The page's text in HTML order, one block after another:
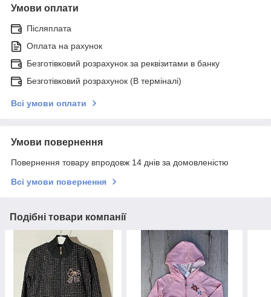
Умови оплати
Післяплата
Оплата на рахунок
Безготівковий розрахунок за реквізитами в банку
Безготівковий розрахунок (В терміналі)
Всі умови оплати
Умови повернення
Повернення товару впродовж 14 днів за домовленістю
Всі умови повернення
Подібні товари компанії